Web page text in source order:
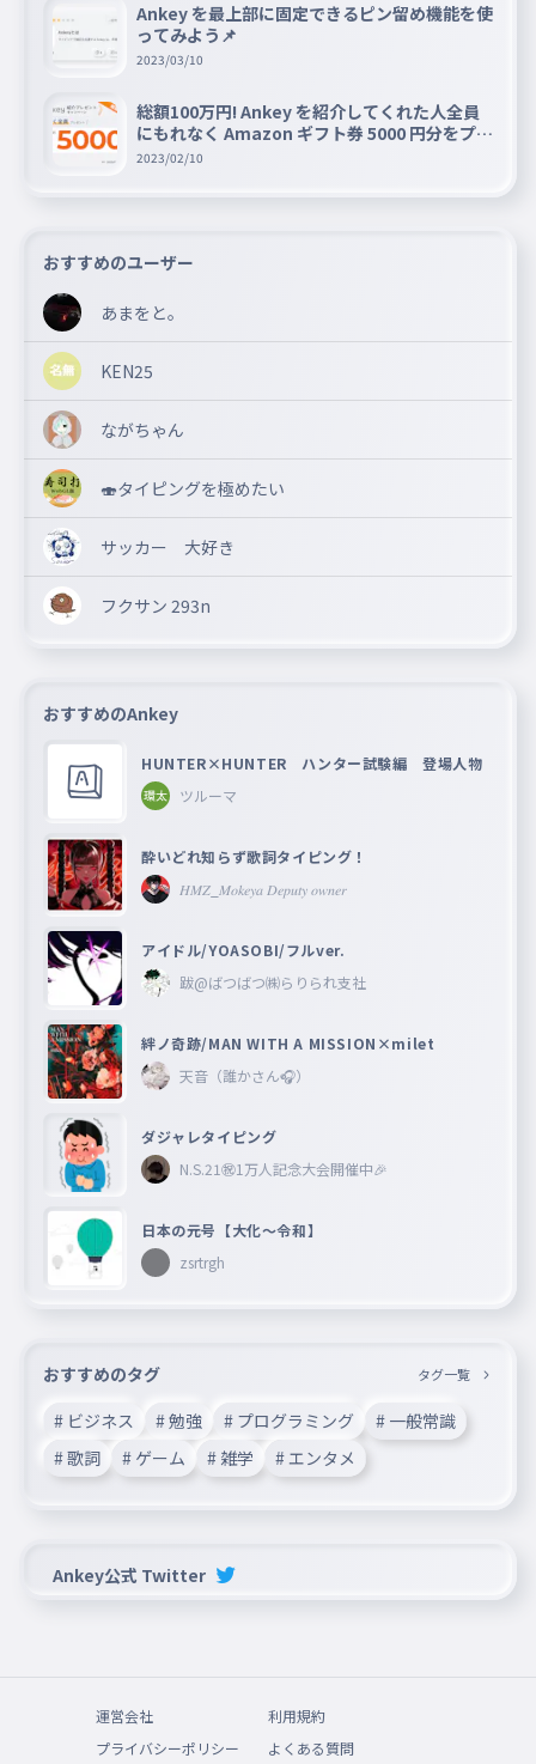
Ankey を最上部に固定できるピン留め機能を使
ってみよう📌
2023/03/10
総額100万円! Ankey を紹介してくれた人全員
にもれなく Amazon ギフト券 5000 円分をプレ
ゼントキャンペーン!!
2023/02/10
おすすめのユーザー
あまをと。
KEN25
ながちゃん
🍣タイピングを極めたい
サッカー 大好き
フクサン 293n
おすすめのAnkey
HUNTER×HUNTER ハンター試験編 登場人物
ツルーマ
酔いどれ知らず歌詞タイピング！
𝐻𝑀𝑍_𝑀𝑜𝑘𝑒𝑦𝑎 𝐷𝑒𝑝𝑢𝑡𝑦 𝑜𝑤𝑛𝑒𝑟
アイドル/YOASOBI/フルver.
跋@ばつばつ㈱らりられ支社
絆ノ奇跡/MAN WITH A MISSION×milet
天音（誰かさん🎧）
ダジャレタイピング
N.S.21㊗︎1万人記念大会開催中🎉
日本の元号【大化〜令和】
zsrtrgh
おすすめのタグ タグ一覧
# ビジネス # 勉強 # プログラミング
# 一般常識
# 歌詞
# ゲーム # 雑学 # エンタメ
Ankey公式 Twitter
運営会社
利用規約
プライバシーポリシー
よくある質問